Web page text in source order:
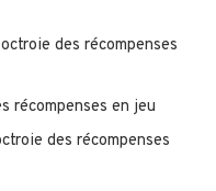
des récompenses
récompenses en jeu
des récompenses